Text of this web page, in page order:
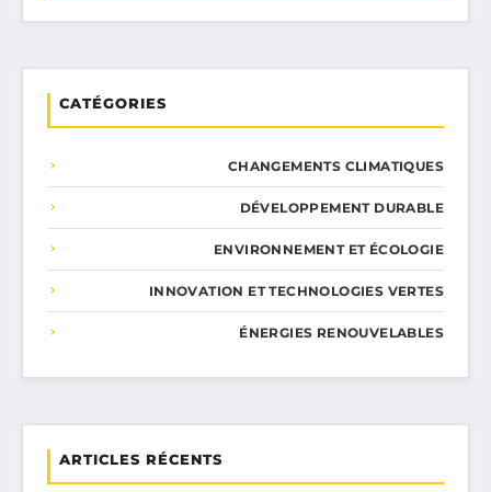
CATÉGORIES
CHANGEMENTS CLIMATIQUES
DÉVELOPPEMENT DURABLE
ENVIRONNEMENT ET ÉCOLOGIE
INNOVATION ET TECHNOLOGIES VERTES
ÉNERGIES RENOUVELABLES
ARTICLES RÉCENTS